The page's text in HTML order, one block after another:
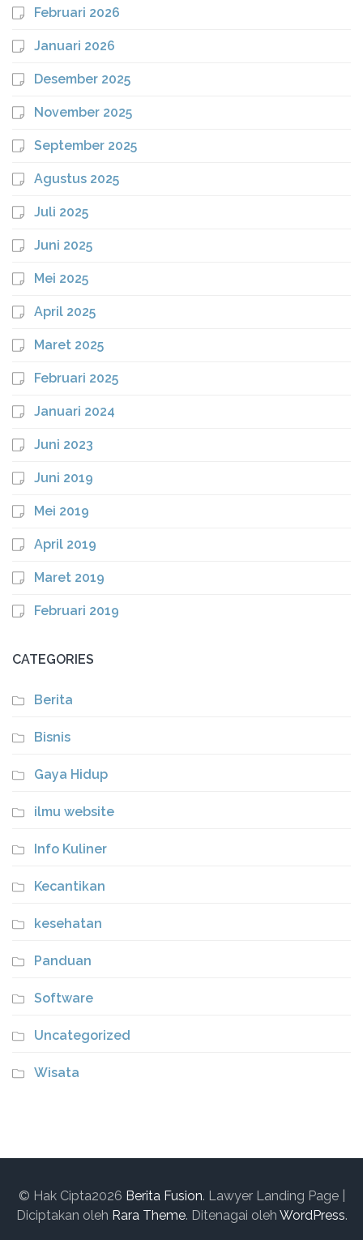
Februari 2026
Januari 2026
Desember 2025
November 2025
September 2025
Agustus 2025
Juli 2025
Juni 2025
Mei 2025
April 2025
Maret 2025
Februari 2025
Januari 2024
Juni 2023
Juni 2019
Mei 2019
April 2019
Maret 2019
Februari 2019
CATEGORIES
Berita
Bisnis
Gaya Hidup
ilmu website
Info Kuliner
Kecantikan
kesehatan
Panduan
Software
Uncategorized
Wisata
© Hak Cipta2026 Berita Fusion. Lawyer Landing Page |
Diciptakan oleh Rara Theme. Ditenagai oleh WordPress.